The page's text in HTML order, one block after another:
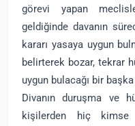
görevi yapan
geldiğinde davanın
kararı yasaya uygun
belirterek bozar, tekrar
uygun bulacağı bir
Divanın duruşma ve
kişilerden hiç kimse